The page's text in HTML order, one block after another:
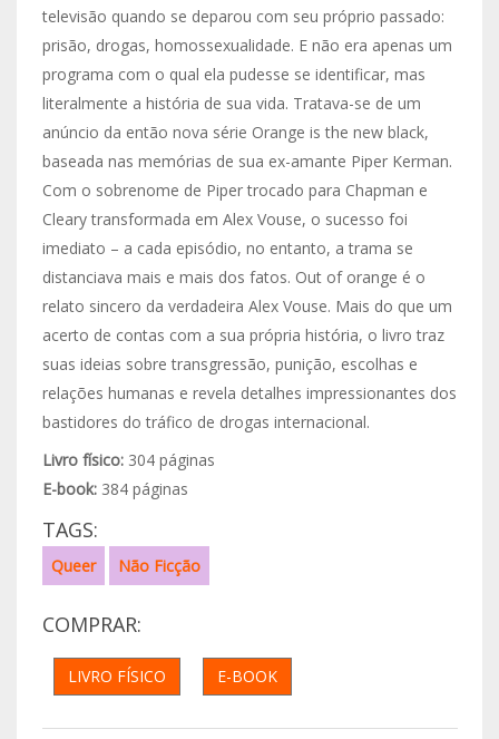
televisão quando se deparou com seu próprio passado:
prisão, drogas, homossexualidade. E não era apenas um
programa com o qual ela pudesse se identificar, mas
literalmente a história de sua vida. Tratava-se de um
anúncio da então nova série Orange is the new black,
baseada nas memórias de sua ex-amante Piper Kerman.
Com o sobrenome de Piper trocado para Chapman e
Cleary transformada em Alex Vouse, o sucesso foi
imediato – a cada episódio, no entanto, a trama se
distanciava mais e mais dos fatos. Out of orange é o
relato sincero da verdadeira Alex Vouse. Mais do que um
acerto de contas com a sua própria história, o livro traz
suas ideias sobre transgressão, punição, escolhas e
relações humanas e revela detalhes impressionantes dos
bastidores do tráfico de drogas internacional.
Livro físico:304 páginas
E-book:384 páginas
TAGS:
Queer Não Ficção
COMPRAR:
LIVRO FÍSICO E-BOOK